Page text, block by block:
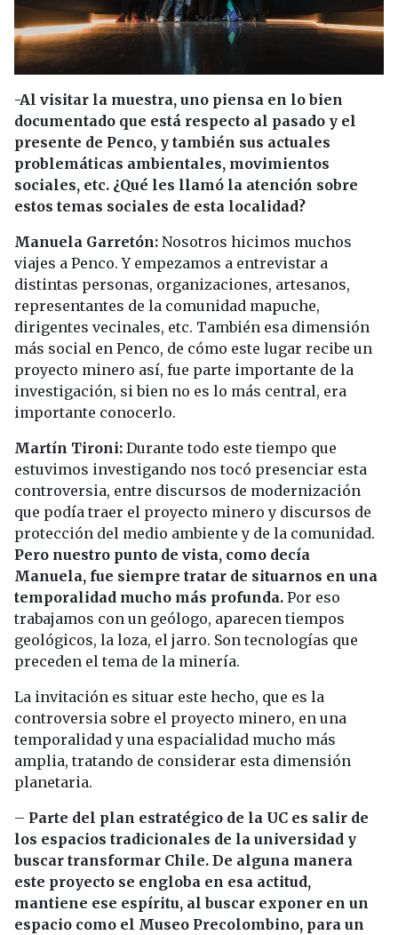
-Al visitar la muestra, uno piensa en lo bien
documentado que está respecto al pasado y el
presente de Penco, y también sus actuales
problemáticas ambientales, movimientos
sociales, etc. ¿Qué les llamó la atención sobre
estos temas sociales de esta localidad?
Manuela Garretón: Nosotros hicimos muchos
viajes a Penco. Y empezamos a entrevistar a
distintas personas, organizaciones, artesanos,
representantes de la comunidad mapuche,
dirigentes vecinales, etc. También esa dimensión
más social en Penco, de cómo este lugar recibe un
proyecto minero así, fue parte importante de la
investigación, si bien no es lo más central, era
importante conocerlo.
Martín Tironi: Durante todo este tiempo que
estuvimos investigando nos tocó presenciar esta
controversia, entre discursos de modernización
que podía traer el proyecto minero y discursos de
protección del medio ambiente y de la comunidad.
Pero nuestro punto de vista, como decía
Manuela, fue siempre tratar de situarnos en una
temporalidad mucho más profunda. Por eso
trabajamos con un geólogo, aparecen tiempos
geológicos, la loza, el jarro. Son tecnologías que
preceden el tema de la minería.
La invitación es situar este hecho, que es la
controversia sobre el proyecto minero, en una
temporalidad y una espacialidad mucho más
amplia, tratando de considerar esta dimensión
planetaria.
– Parte del plan estratégico de la UC es salir de
los espacios tradicionales de la universidad y
buscar transformar Chile. De alguna manera
este proyecto se engloba en esa actitud,
mantiene ese espíritu, al buscar exponer en un
espacio como el Museo Precolombino, para un